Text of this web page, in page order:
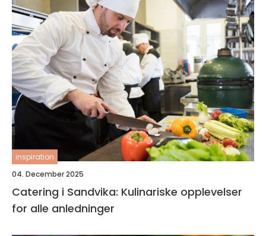
inspiration
04. December 2025
Catering i Sandvika: Kulinariske opplevelser
for alle anledninger